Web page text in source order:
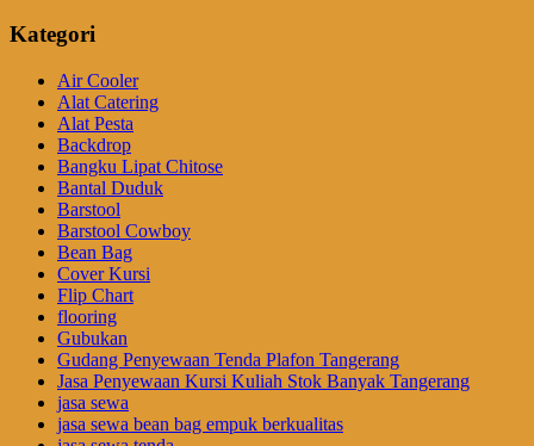
Kategori
Air Cooler
Alat Catering
Alat Pesta
Backdrop
Bangku Lipat Chitose
Bantal Duduk
Barstool
Barstool Cowboy
Bean Bag
Cover Kursi
Flip Chart
flooring
Gubukan
Gudang Penyewaan Tenda Plafon Tangerang
Jasa Penyewaan Kursi Kuliah Stok Banyak Tangerang
jasa sewa
jasa sewa bean bag empuk berkualitas